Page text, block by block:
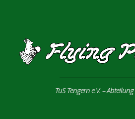
TuS Tengern e.V. –